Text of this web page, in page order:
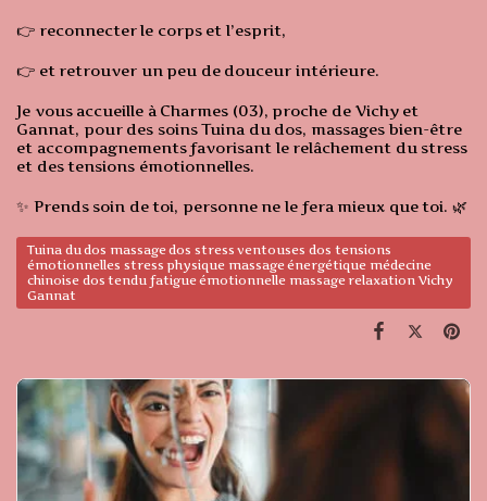
👉 reconnecter le corps et l’esprit,
👉 et retrouver un peu de douceur intérieure.
Je vous accueille à Charmes (03), proche de Vichy et
Gannat, pour des soins Tuina du dos, massages bien-être
et accompagnements favorisant le relâchement du stress
et des tensions émotionnelles.
✨ Prends soin de toi, personne ne le fera mieux que toi. 🌿
Tuina du dos massage dos stress ventouses dos tensions
émotionnelles stress physique massage énergétique médecine
chinoise dos tendu fatigue émotionnelle massage relaxation Vichy
Gannat